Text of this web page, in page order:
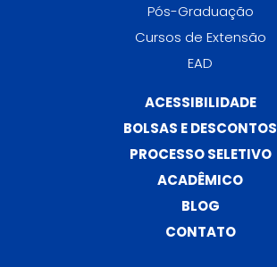
Pós-Graduação
Cursos de Extensão
EAD
ACESSIBILIDADE
BOLSAS E DESCONTOS
PROCESSO SELETIVO
ACADÊMICO
BLOG
CONTATO